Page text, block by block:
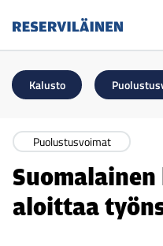
Kalusto
Puolustusvoimat
aloittaa